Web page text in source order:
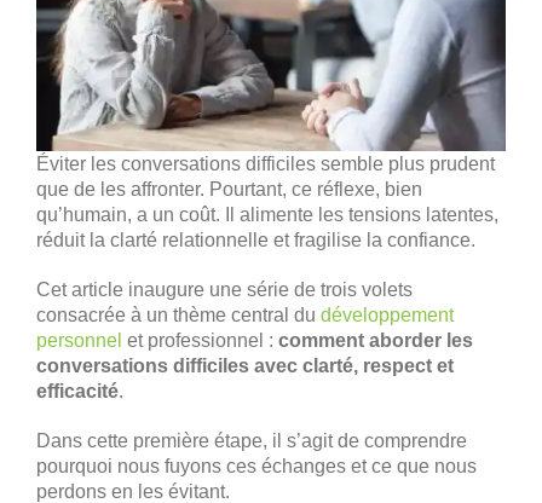
Éviter les conversations difficiles semble plus prudent
que de les affronter. Pourtant, ce réflexe, bien
qu’humain, a un coût. Il alimente les tensions latentes,
réduit la clarté relationnelle et fragilise la confiance.
Cet article inaugure une série de trois volets
consacrée à un thème central du développement
personnel et professionnel : comment aborder les
conversations difficiles avec clarté, respect et
efficacité.
Dans cette première étape, il s’agit de comprendre
pourquoi nous fuyons ces échanges et ce que nous
perdons en les évitant.